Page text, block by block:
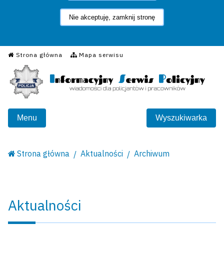
Nie akceptuję, zamknij stronę
Strona główna Mapa serwisu
Informacyjny Serwis
Menu Wyszukiwarka
Strona główna Aktualności Archiwum
Aktualności